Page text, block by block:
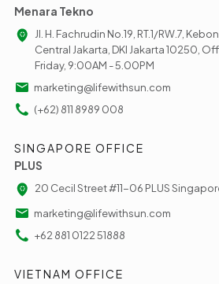
Menara Tekno
Jl. H. Fachrudin No.19, RT.1/RW.7,
Central Jakarta, DKI Jakarta 10250,
Friday, 9:00AM - 5.00PM
marketing@lifewithsun.com
(+62) 811 8989 008
SINGAPORE OFFICE
PLUS
20 Cecil Street #11-06 PLUS
marketing@lifewithsun.com
+62 881 0122 51888
VIETNAM OFFICE